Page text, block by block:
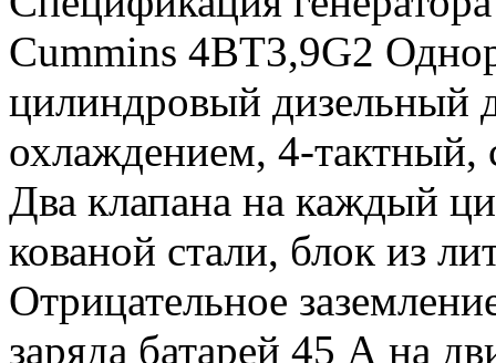
Cummins 4BT3,9G2
цилиндровый дизельный
охлаждением, 4-тактный,
Два клапана на каждый
кованой стали, блок из
Отрицательное
заряда батарей 45 А на